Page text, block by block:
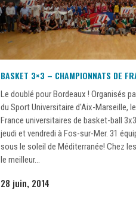
BASKET 3×3 – CHAMPIONNATS DE
Le doublé pour Bordeaux ! Organisés
du Sport Universitaire d'Aix-Marseille,
France universitaires de basket-ball
jeudi et vendredi à Fos-sur-Mer. 31
sous le soleil de Méditerranée! Chez
le meilleur...
28 juin, 2014